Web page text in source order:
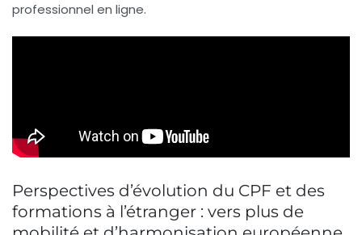
professionnel en ligne.
Perspectives d’évolution du CPF et des
formations à l’étranger : vers plus de